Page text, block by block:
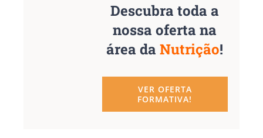
Descubra toda a
nossa oferta na
área daNutrição!
VER OFERTA
FORMATIVA!